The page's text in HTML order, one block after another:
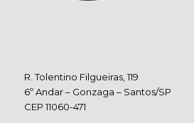
R. Tolentino Filgueiras, 119
6º Andar – Gonzaga – Santos/SP
CEP 11060-471